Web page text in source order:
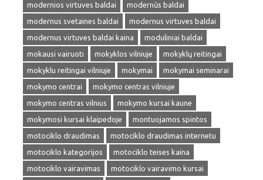
modernios virtuves baldai
modernūs baldai
modernus svetaines baldai
modernus virtuves baldai
modernus virtuves baldai kaina
moduliniai baldai
mokausi vairuoti
mokyklos vilniuje
mokyklų reitingai
mokyklu reitingai vilniuje
mokymai
mokymai seminarai
mokymo centrai
mokymo centras vilniuje
mokymo centras vilnius
mokymo kursai kaune
mokymosi kursai klaipedoje
montuojamos spintos
motociklo draudimas
motociklo draudimas internetu
motociklo kategorijos
motociklo teises kaina
motociklo vairavimas
motociklo vairavimo kursai